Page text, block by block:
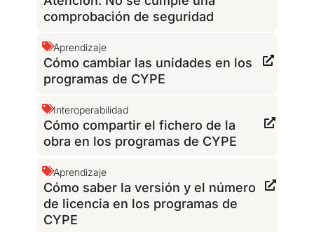
comprobación de seguridad
Aprendizaje
Cómo cambiar las unidades en los
programas de CYPE
Interoperabilidad
Cómo compartir el fichero de la
obra en los programas de CYPE
Aprendizaje
Cómo saber la versión y el número
de licencia en los programas de
CYPE